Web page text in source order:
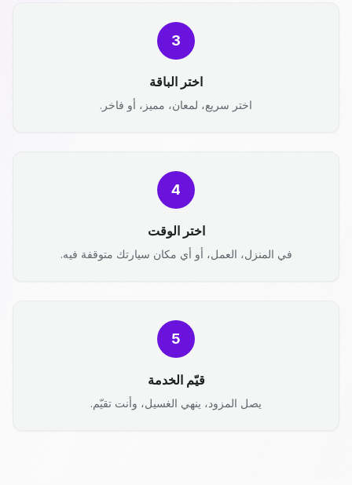
3
اختر الباقة
اختر سريع، لمعان، مميز، أو فاخر.
4
اختر الوقت
في المنزل، العمل، أو أي مكان سيارتك متوقفة فيه.
5
قيّم الخدمة
يصل المزود، ينهي الغسيل، وأنت تقيّم.